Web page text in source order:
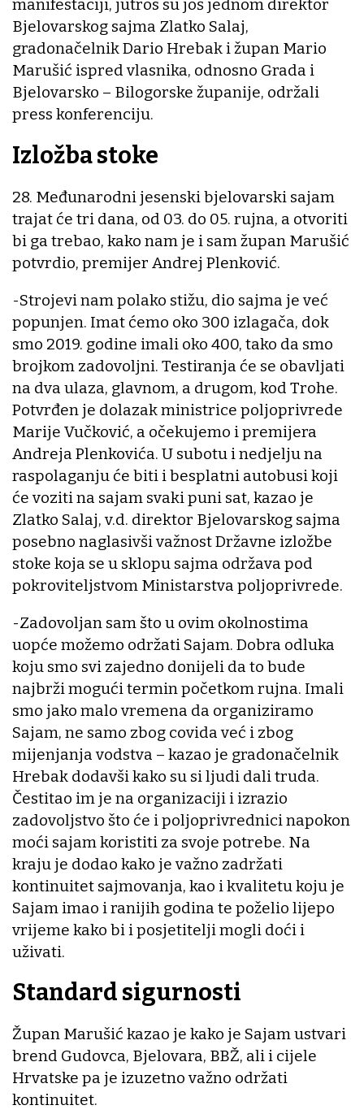
manifestaciji, jutros su još jednom direktor
Bjelovarskog sajma Zlatko Salaj,
gradonačelnik Dario Hrebak i župan Mario
Marušić ispred vlasnika, odnosno Grada i
Bjelovarsko – Bilogorske županije, održali
press konferenciju.
Izložba stoke
28. Međunarodni jesenski bjelovarski sajam
trajat će tri dana, od 03. do 05. rujna, a otvoriti
bi ga trebao, kako nam je i sam župan Marušić
potvrdio, premijer Andrej Plenković.
-Strojevi nam polako stižu, dio sajma je već
popunjen. Imat ćemo oko 300 izlagača, dok
smo 2019. godine imali oko 400, tako da smo
brojkom zadovoljni. Testiranja će se obavljati
na dva ulaza, glavnom, a drugom, kod Trohe.
Potvrđen je dolazak ministrice poljoprivrede
Marije Vučković, a očekujemo i premijera
Andreja Plenkovića. U subotu i nedjelju na
raspolaganju će biti i besplatni autobusi koji
će voziti na sajam svaki puni sat, kazao je
Zlatko Salaj, v.d. direktor Bjelovarskog sajma
posebno naglasivši važnost Državne izložbe
stoke koja se u sklopu sajma održava pod
pokroviteljstvom Ministarstva poljoprivrede.
-Zadovoljan sam što u ovim okolnostima
uopće možemo održati Sajam. Dobra odluka
koju smo svi zajedno donijeli da to bude
najbrži mogući termin početkom rujna. Imali
smo jako malo vremena da organiziramo
Sajam, ne samo zbog covida već i zbog
mijenjanja vodstva – kazao je gradonačelnik
Hrebak dodavši kako su si ljudi dali truda.
Čestitao im je na organizaciji i izrazio
zadovoljstvo što će i poljoprivrednici napokon
moći sajam koristiti za svoje potrebe. Na
kraju je dodao kako je važno zadržati
kontinuitet sajmovanja, kao i kvalitetu koju je
Sajam imao i ranijih godina te poželio lijepo
vrijeme kako bi i posjetitelji mogli doći i
uživati.
Standard sigurnosti
Župan Marušić kazao je kako je Sajam ustvari
brend Gudovca, Bjelovara, BBŽ, ali i cijele
Hrvatske pa je izuzetno važno održati
kontinuitet.